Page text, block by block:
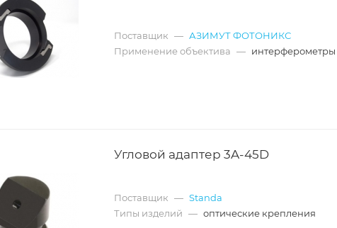
Поставщик — АЗИМУТ ФОТОНИКС
Применение объектива — интерферометры
Угловой адаптер 3A-45D
Поставщик — Standa
Типы изделий — оптические крепления